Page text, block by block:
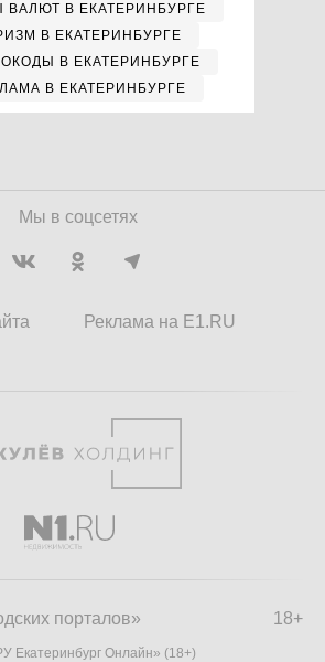
ВАЛЮТ В ЕКАТЕРИНБУРГЕ
В ЕКАТЕРИНБУРГЕ
В ЕКАТЕРИНБУРГЕ
В ЕКАТЕРИНБУРГЕ
Мы в соцсетях
Реклама на E1.RU
18+
порталов»
Екатеринбург Онлайн» (18+)